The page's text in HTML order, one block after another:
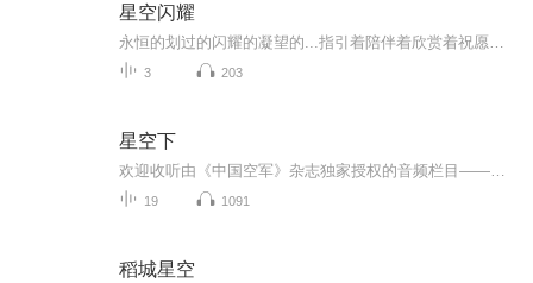
星空闪耀
3 203
星空下
19 1091
稻城星空